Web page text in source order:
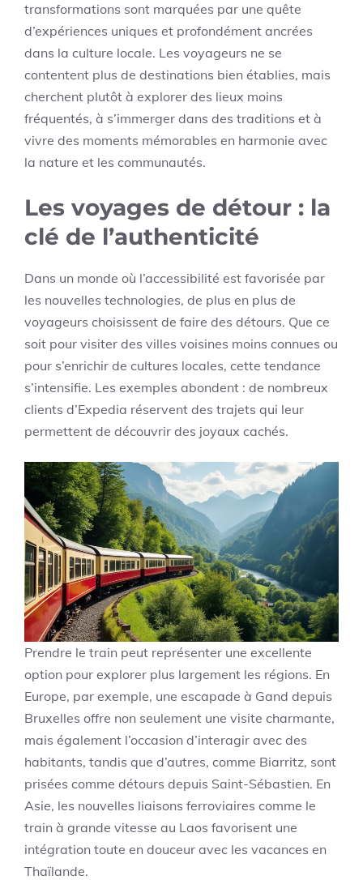
transformations sont marquées par une quête
d’expériences uniques et profondément ancrées
dans la culture locale. Les voyageurs ne se
contentent plus de destinations bien établies, mais
cherchent plutôt à explorer des lieux moins
fréquentés, à s’immerger dans des traditions et à
vivre des moments mémorables en harmonie avec
la nature et les communautés.
Les voyages de détour : la
clé de l’authenticité
Dans un monde où l’accessibilité est favorisée par
les nouvelles technologies, de plus en plus de
voyageurs choisissent de faire des détours. Que ce
soit pour visiter des villes voisines moins connues ou
pour s’enrichir de cultures locales, cette tendance
s’intensifie. Les exemples abondent : de nombreux
clients d’Expedia réservent des trajets qui leur
permettent de découvrir des joyaux cachés.
Prendre le train peut représenter une excellente
option pour explorer plus largement les régions. En
Europe, par exemple, une escapade à Gand depuis
Bruxelles offre non seulement une visite charmante,
mais également l’occasion d’interagir avec des
habitants, tandis que d’autres, comme Biarritz, sont
prisées comme détours depuis Saint-Sébastien. En
Asie, les nouvelles liaisons ferroviaires comme le
train à grande vitesse au Laos favorisent une
intégration toute en douceur avec les vacances en
Thaïlande.